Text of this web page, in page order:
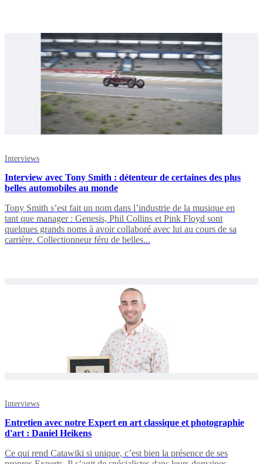
Interviews
Interview avec Tony Smith : détenteur de certaines des plus
belles automobiles au monde
Tony Smith s’est fait un nom dans l’industrie de la musique en
tant que manager : Genesis, Phil Collins et Pink Floyd sont
quelques grands noms à avoir collaboré avec lui au cours de sa
carrière. Collectionneur féru de belles...
Interviews
Entretien avec notre Expert en art classique et photographie
d'art : Daniel Heikens
Ce qui rend Catawiki si unique, c’est bien la présence de ses